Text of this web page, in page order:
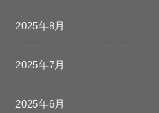
2025年8月
2025年7月
2025年6月